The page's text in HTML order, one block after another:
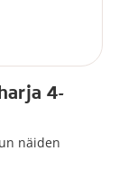
4-
näiden